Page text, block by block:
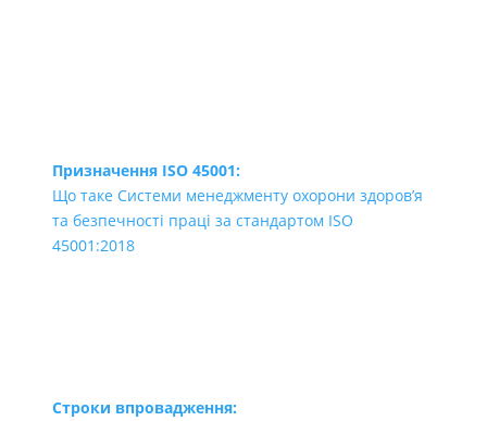
Призначення ISO 45001:
Що таке Системи менеджменту охорони здоров’я
та безпечності праці за стандартом ISO
45001:2018
Строки впровадження: